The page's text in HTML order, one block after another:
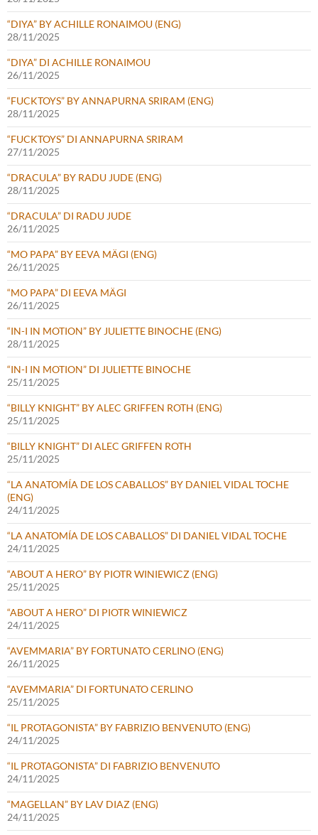
“DIYA” BY ACHILLE RONAIMOU (ENG)
28/11/2025
“DIYA” DI ACHILLE RONAIMOU
26/11/2025
“FUCKTOYS” BY ANNAPURNA SRIRAM (ENG)
28/11/2025
“FUCKTOYS” DI ANNAPURNA SRIRAM
27/11/2025
“DRACULA” BY RADU JUDE (ENG)
28/11/2025
“DRACULA” DI RADU JUDE
26/11/2025
“MO PAPA” BY EEVA MÄGI (ENG)
26/11/2025
“MO PAPA” DI EEVA MÄGI
26/11/2025
“IN-I IN MOTION” BY JULIETTE BINOCHE (ENG)
28/11/2025
“IN-I IN MOTION” DI JULIETTE BINOCHE
25/11/2025
“BILLY KNIGHT” BY ALEC GRIFFEN ROTH (ENG)
25/11/2025
“BILLY KNIGHT” DI ALEC GRIFFEN ROTH
25/11/2025
“LA ANATOMÍA DE LOS CABALLOS” BY DANIEL VIDAL TOCHE
(ENG)
24/11/2025
“LA ANATOMÍA DE LOS CABALLOS” DI DANIEL VIDAL TOCHE
24/11/2025
“ABOUT A HERO” BY PIOTR WINIEWICZ (ENG)
25/11/2025
“ABOUT A HERO” DI PIOTR WINIEWICZ
24/11/2025
“AVEMMARIA” BY FORTUNATO CERLINO (ENG)
26/11/2025
“AVEMMARIA” DI FORTUNATO CERLINO
25/11/2025
“IL PROTAGONISTA” BY FABRIZIO BENVENUTO (ENG)
24/11/2025
“IL PROTAGONISTA” DI FABRIZIO BENVENUTO
24/11/2025
“MAGELLAN” BY LAV DIAZ (ENG)
24/11/2025